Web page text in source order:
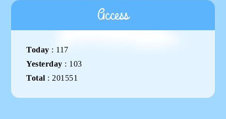
Access
Today : 117
Yesterday : 103
Total : 201551